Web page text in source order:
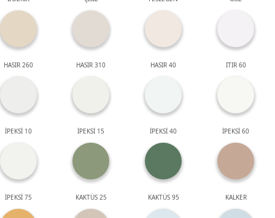
HASIR 260 HASIR 310 HASIR 40 ITIR 60
İPEKSİ 10 İPEKSİ 15 İPEKSİ 40 İPEKSİ 60
İPEKSİ 75 KAKTÜS 25 KAKTÜS 95 KALKER